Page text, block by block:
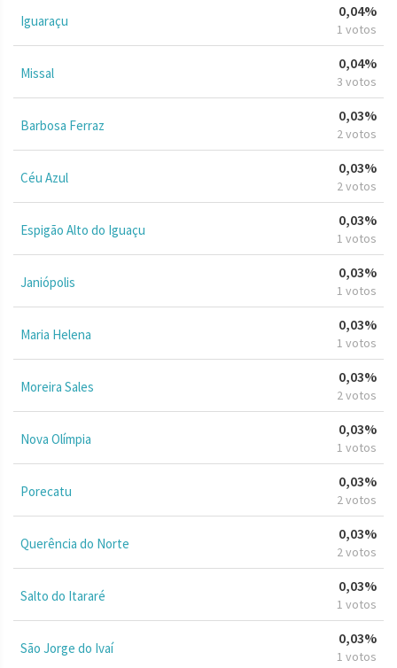
Iguaraçu
0,04%
1 votos
Missal
0,04%
3 votos
Barbosa Ferraz
0,03%
2 votos
Céu Azul
0,03%
2 votos
Espigão Alto do Iguaçu
0,03%
1 votos
Janiópolis
0,03%
1 votos
Maria Helena
0,03%
1 votos
Moreira Sales
0,03%
2 votos
Nova Olímpia
0,03%
1 votos
Porecatu
0,03%
2 votos
Querência do Norte
0,03%
2 votos
Salto do Itararé
0,03%
1 votos
São Jorge do Ivaí
0,03%
1 votos